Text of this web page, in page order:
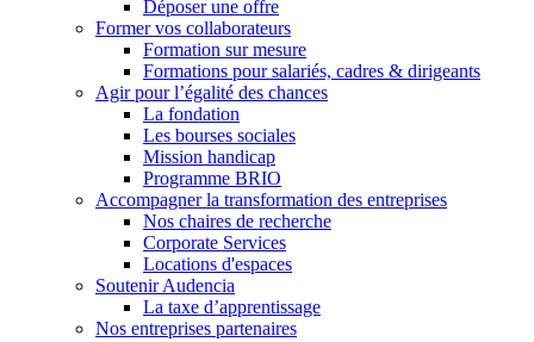
Déposer une offre
Former vos collaborateurs
Formation sur mesure
Formations pour salariés, cadres & dirigeants
Agir pour l’égalité des chances
La fondation
Les bourses sociales
Mission handicap
Programme BRIO
Accompagner la transformation des entreprises
Nos chaires de recherche
Corporate Services
Locations d'espaces
Soutenir Audencia
La taxe d’apprentissage
Nos entreprises partenaires